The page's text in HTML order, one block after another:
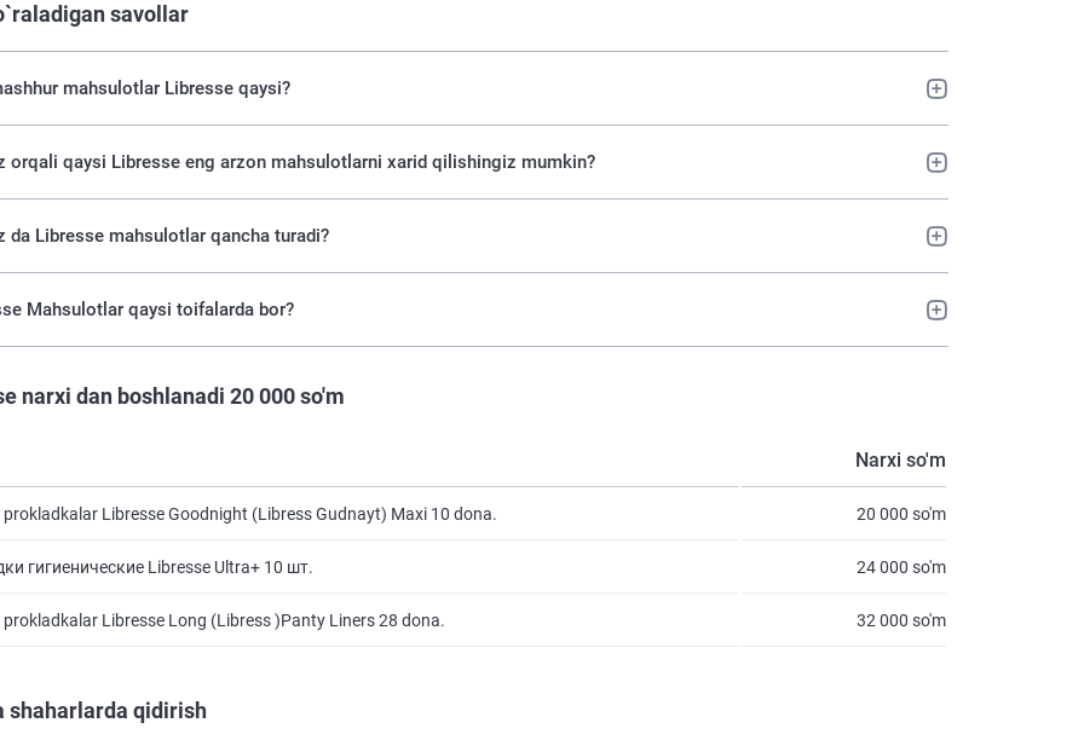
savollar
mahsulotlar Libresse qaysi?
orqali qaysi Libresse eng arzon mahsulotlarni xarid qilishingiz mumkin?
da Libresse mahsulotlar qancha turadi?
Mahsulotlar qaysi toifalarda bor?
narxi dan boshlanadi 20 000 so'm
Narxi so'm
prokladkalar Libresse Goodnight (Libress Gudnayt) Maxi 10 dona. 20 000 so'm
гигиенические Libresse Ultra+ 10 шт. 24 000 so'm
prokladkalar Libresse Long (Libress )Panty Liners 28 dona. 32 000 so'm
shaharlarda qidirish